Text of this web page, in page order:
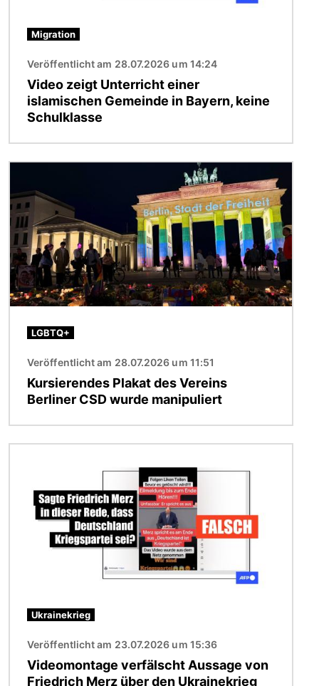
Migration
Veröffentlicht am 28.07.2026 um 14:24
Video zeigt Unterricht einer
islamischen Gemeinde in Bayern, keine
Schulklasse
LGBTQ+
Veröffentlicht am 28.07.2026 um 11:51
Kursierendes Plakat des Vereins
Berliner CSD wurde manipuliert
Ukrainekrieg
Veröffentlicht am 23.07.2026 um 15:36
Videomontage verfälscht Aussage von
Friedrich Merz über den Ukrainekrieg